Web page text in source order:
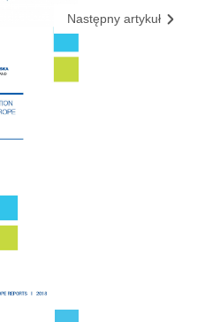
Następny artykuł